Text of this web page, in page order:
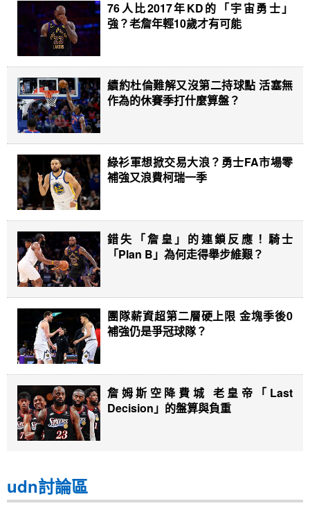
76人比2017年KD的「宇宙勇士」
強？老詹年輕10歲才有可能
續約杜倫難解又沒第二持球點 活塞無
作為的休賽季打什麼算盤？
綠衫軍想掀交易大浪？勇士FA市場零
補強又浪費柯瑞一季
錯失「詹皇」的連鎖反應！騎士
「Plan B」為何走得舉步維艱？
團隊薪資超第二層硬上限 金塊季後0
補強仍是爭冠球隊？
詹姆斯空降費城 老皇帝「Last
Decision」的盤算與負重
udn討論區